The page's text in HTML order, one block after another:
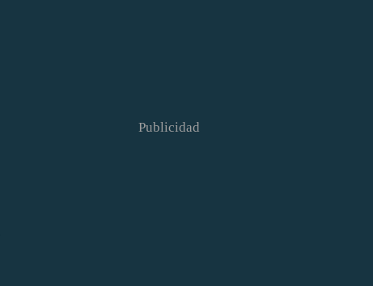
Publicidad